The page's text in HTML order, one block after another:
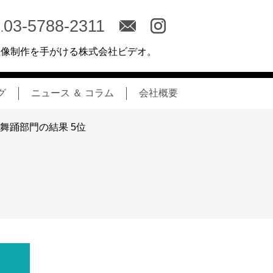
03-5788-2311
制作を手がける株式会社ビデオ。
ニュース ＆ コラム 会社概要
踊部門の結果 5位